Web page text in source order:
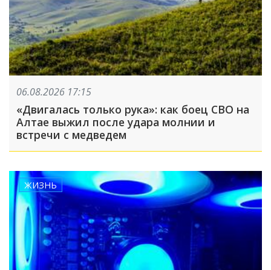
06.08.2026 17:15
«Двигалась только рука»: как боец СВО на
Алтае выжил после удара молнии и
встречи с медведем
ЖИЗНЬ